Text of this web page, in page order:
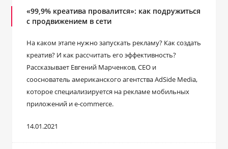
«99,9% креатива провалится»: как подружиться
с продвижением в сети
На каком этапе нужно запускать рекламу? Как создать
креатив? И как рассчитать его эффективность?
Рассказывает Евгений Марченков, CEO и
сооснователь американского агентства AdSide Media,
которое специализируется на рекламе мобильных
приложений и e-commerce.
14.01.2021